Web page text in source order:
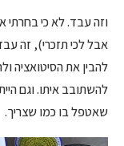
וזה עבד. לא כי
להבין את הסיטואציה
להשתובב איתו. וגם
שאטפל בו כמו שצריך.